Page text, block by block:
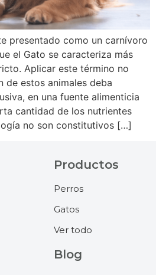
presentado como un carnívoro
el Gato se caracteriza más
Aplicar este término no
de estos animales deba
en una fuente alimenticia
cantidad de los nutrientes
no son constitutivos […]
Productos
Perros
Gatos
Ver todo
Blog